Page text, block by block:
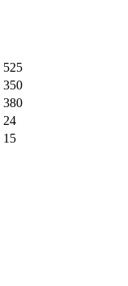
525
350
380
24
15